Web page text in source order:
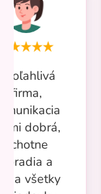
firma,
dobrá,
ochotne
poradia a
všetky